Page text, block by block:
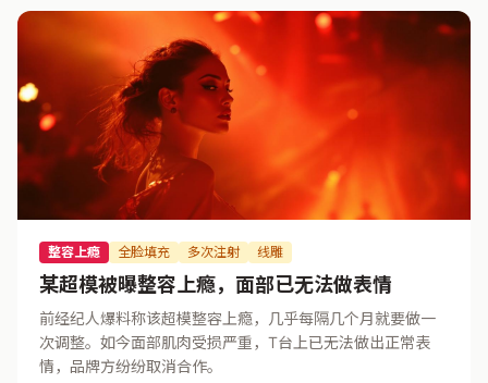
整容上瘾 全脸填充 多次注射 线雕
某超模被曝整容上瘾，面部已无法做表情
前经纪人爆料称该超模整容上瘾，几乎每隔几个月就要做一
次调整。如今面部肌肉受损严重，T台上已无法做出正常表
情，品牌方纷纷取消合作。